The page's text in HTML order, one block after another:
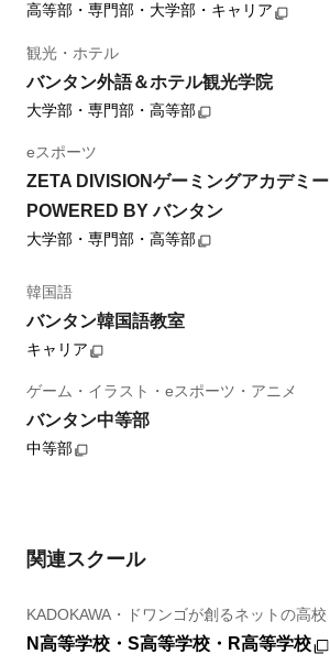
高等部・専門部・大学部・キャリア
観光・ホテル
バンタン外語＆ホテル観光学院
大学部・専門部・高等部
eスポーツ
ZETA DIVISIONゲーミングアカデミー
POWERED BY バンタン
大学部・専門部・高等部
韓国語
バンタン韓国語教室
キャリア
ゲーム・イラスト・eスポーツ・アニメ
バンタン中等部
中等部
関連スクール
KADOKAWA・ドワンゴが創るネットの高校
N高等学校・S高等学校・R高等学校